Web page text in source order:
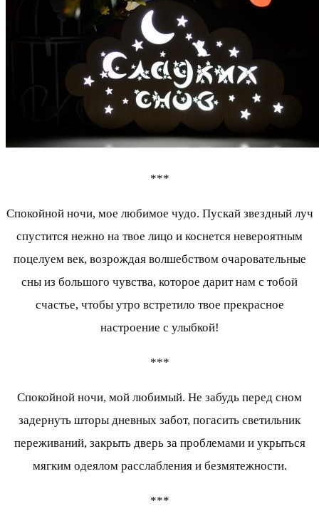
***
Спокойной ночи, мое любимое чудо. Пускай звездный луч
спустится нежно на твое лицо и коснется невероятным
поцелуем век, возрождая волшебством очаровательные
сны из большого чувства, которое дарит нам с тобой
счастье, чтобы утро встретило твое прекрасное
настроение с улыбкой!
***
Спокойной ночи, мой любимый. Не забудь перед сном
задернуть шторы дневных забот, погасить светильник
переживаний, закрыть дверь за проблемами и укрыться
мягким одеялом расслабления и безмятежности.
***